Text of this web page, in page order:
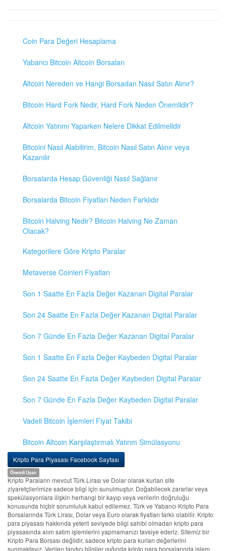
Coin Para Değeri Hesaplama
Yabancı Bitcoin Altcoin Borsaları
Altcoin Nereden ve Hangi Borsadan Nasıl Satın Alınır?
Bitcoin Hard Fork Nedir, Hard Fork Neden Önemlidir?
Altcoin Yatırımı Yaparken Nelere Dikkat Edilmelidir
Bitcoini Nasıl Alabilirim, Bitcoin Nasıl Satın Alınır veya
Kazanılır
Borsalarda Hesap Güvenliği Nasıl Sağlanır
Borsalarda Bitcoin Fiyatları Neden Farklıdır
Bitcoin Halving Nedir? Bitcoin Halving Ne Zaman
Olacak?
Kategorilere Göre Kripto Paralar
Metaverse Coinleri Fiyatları
Son 1 Saatte En Fazla Değer Kazanan Digital Paralar
Son 24 Saatte En Fazla Değer Kazanan Digital Paralar
Son 7 Günde En Fazla Değer Kazanan Digital Paralar
Son 1 Saatte En Fazla Değer Kaybeden Digital Paralar
Son 24 Saatte En Fazla Değer Kaybeden Digital Paralar
Son 7 Günde En Fazla Değer Kaybeden Digital Paralar
Vadeli Bitcoin İşlemleri Fiyat Takibi
Bitcoin Altcoin Karşılaştırmalı Yatırım Simülasyonu
Kripto Para Piyasası Facebook Sayfası
Önemli Uyarı
Kripto Paraların mevcut Türk Lirası ve Dolar olarak kurları site
ziyaretçilerimize sadece bilgi için sunulmuştur. Doğabilecek zararlar veya
spekülasyonlara ilişkin herhangi bir kayıp veya verilerin doğruluğu
konusunda hiçbir sorumluluk kabul edilemez. Türk ve Yabancı Kripto Para
Borsalarında Türk Lirası, Dolar veya Euro olarak fiyatları farklı olabilir. Kripto
para piyasası hakkında yeterli seviyede bilgi sahibi olmadan kripto para
piyasasında alım satım işlemlerini yapmamanızı tavsiye ederiz. Sitemiz bir
Kripto Para Borsası değildir, sadece kripto para kurları değerlerini
sunmaktayız. Verilen tanıtıcı bilgiler ışığında kripto para borsalarında işlem